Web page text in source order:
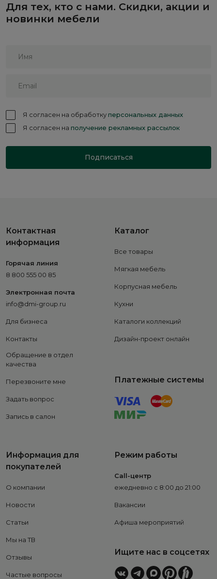
Для тех, кто с нами. Скидки, акции и
новинки мебели
Я согласен на обработкуперсональных данных
Я согласен на получение рекламных рассылок
Подписаться
Контактная
информация
Горячая линия
8 800 555 00 85
Электронная почта
info@dmi-group.ru
Для бизнеса
Контакты
Обращение в отдел
качества
Перезвоните мне
Задать вопрос
Запись в салон
Каталог
Все товары
Мягкая мебель
Корпусная мебель
Кухни
Каталоги коллекций
Дизайн-проект онлайн
Платежные системы
Информация для
покупателей
О компании
Новости
Статьи
Мы на ТВ
Отзывы
Частые вопросы
Режим работы
Call-центр
ежедневно с 8:00 до 21:00
Вакансии
Афиша мероприятий
Ищите нас в соцсетях